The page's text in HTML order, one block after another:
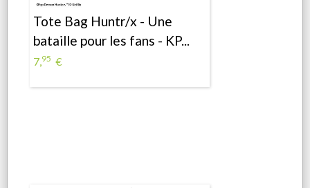
Tote Bag Huntr/x - Une
bataille pour les fans - KP...
7, 95 €